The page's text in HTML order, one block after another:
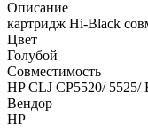
Описание
картридж Hi-Black
Цвет
Голубой
Совместимость
HP CLJ CP5520/ 5525/
Вендор
HP